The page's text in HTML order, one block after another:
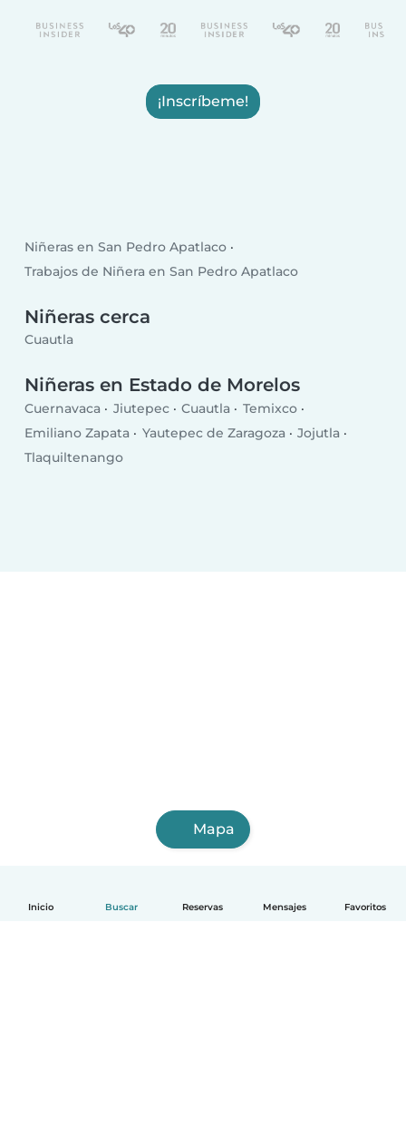
Inicio Buscar Reservas Mensajes Favoritos
¡Inscríbeme!
Niñeras en San Pedro Apatlaco
Trabajos de Niñera en San Pedro Apatlaco
Niñeras cerca
Cuautla
Niñeras en Estado de Morelos
Cuernavaca Jiutepec Cuautla
Temixco
Emiliano Zapata
Yautepec de Zaragoza
Jojutla
Tlaquiltenango
Mapa